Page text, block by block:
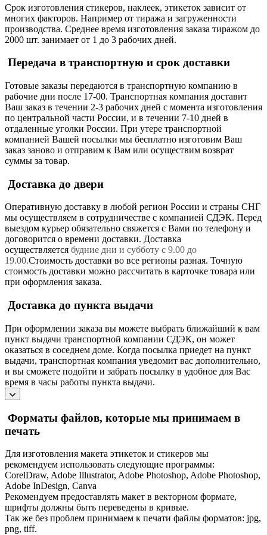
Срок изготовления стикеров, наклеек, этикеток зависит от
многих факторов. Например от тиража и загруженности
производства. Среднее время изготовления заказа тиражом до
2000 шт. занимает от 1 до 3 рабочих дней.
Передача в транспортную и срок доставки
Готовые заказы передаются в транспортную компанию в
рабочие дни после 17-00. Транспортная компания доставит
Ваш заказ в течении 2-3 рабочих дней с момента изготовления
по центральной части России, и в течении 7-10 дней в
отдаленные уголки России. При утере транспортной
компанией Вашей посылки мы бесплатно изготовим Ваш
заказ заново и отправим к Вам или осуществим возврат
суммы за товар.
Доставка до двери
Оперативную доставку в любой регион России и страны СНГ
мы осуществляем в сотрудничестве с компанией СДЭК. Перед
выездом курьер обязательно свяжется с Вами по телефону и
договорится о времени доставки. Доставка
осуществляется будние дни и субботу с 9.00 до
19.00.Стоимость доставки во все регионы разная. Точную
стоимость доставки можно рассчитать в карточке товара или
при оформления заказа.
Доставка до пункта выдачи
При оформлении заказа вы можете выбрать ближайший к вам
пункт выдачи транспортной компании СДЭК, он может
оказаться в соседнем доме. Когда посылка приедет на пункт
выдачи, транспортная компания уведомит вас дополнительно,
и вы сможете подойти и забрать посылку в удобное для Вас
время в часы работы пункта выдачи.
Форматы файлов, которые мы принимаем в
печать
Для изготовления макета этикеток и стикеров мы
рекомендуем использовать следующие программы:
CorelDraw, Adobe Illustrator, Adobe Photoshop, Adobe Photoshop,
Adobe InDesign, Canva
Рекомендуем предоставлять макет в векторном формате,
шрифты должны быть переведены в кривые.
Так же без проблем принимаем к печати файлы форматов: jpg,
png, tiff.